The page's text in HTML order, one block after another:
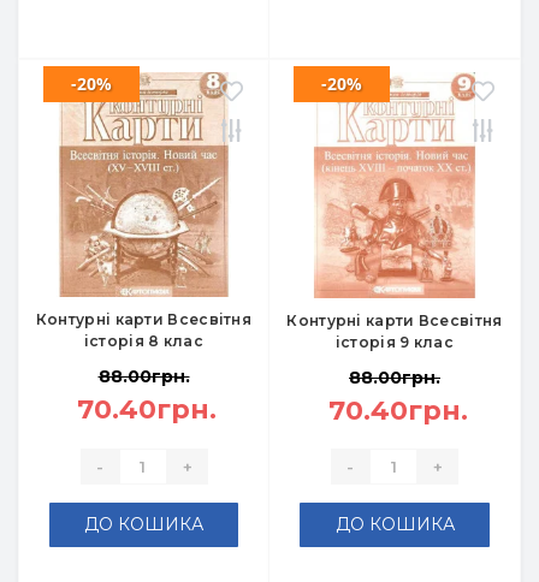
Контурні карти Всесвітня
історія 8 клас
-20%
88.00грн.
70.40грн.
- +
ДО КОШИКА
Контурні карти Всесвітня
історія 9 клас
-20%
88.00грн.
70.40грн.
- +
ДО КОШИКА